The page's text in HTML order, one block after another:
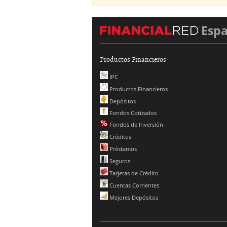
Productos Financieros
IPC
Productos Financieros
Depósitos
Fondos Cotizados
Fondos de Inversión
Créditos
Préstamos
Seguros
Tarjetas de Crédito
Cuentas Corrientes
Mejores Depósitos